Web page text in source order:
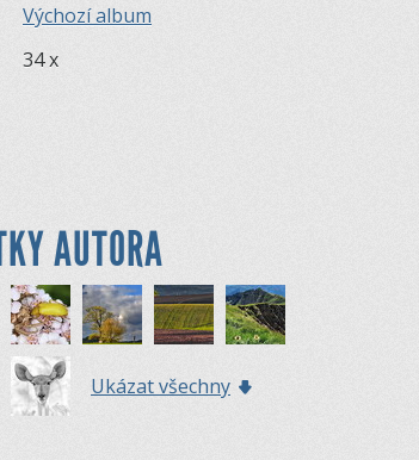
Výchozí album
34 x
AUTORA
Ukázat všechny